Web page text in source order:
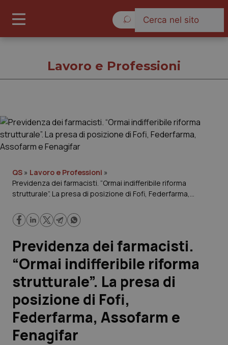
Cronache
Governo e Parlamento
Regioni e Asl
Lavoro e Professioni
Scienza e Farmaci
Studi e Analisi
Lettere al direttore
Edizioni Regionali
Lavoro e Professioni
QS » Lavoro e Professioni »
Previdenza dei farmacisti. “Ormai indifferibile riforma
strutturale”. La presa di posizione di Fofi, Federfarma,
Previdenza dei farmacisti.
“Ormai indifferibile riforma
strutturale”. La presa di
posizione di Fofi,
Federfarma, Assofarm e
Fenagifar